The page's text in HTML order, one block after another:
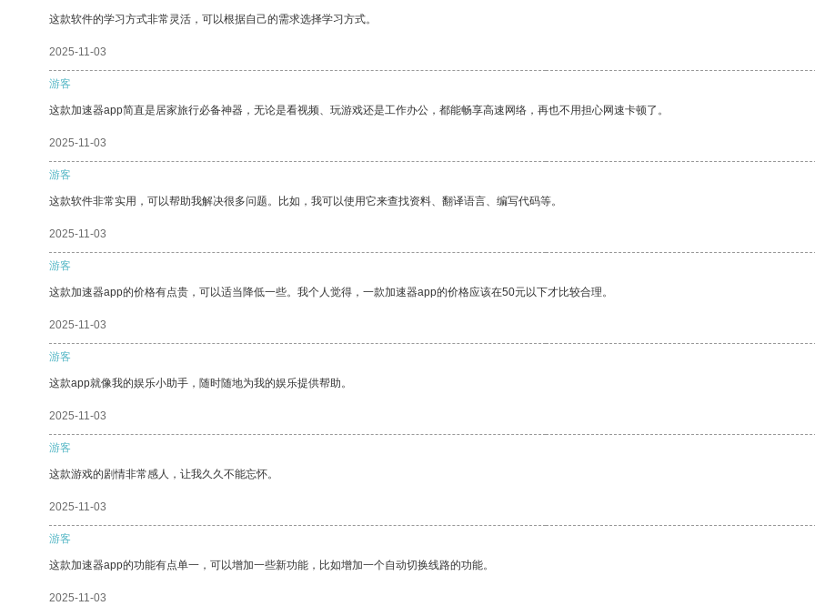
这款软件的学习方式非常灵活，可以根据自己的需求选择学习方式。
2025-11-03
游客
这款加速器app简直是居家旅行必备神器，无论是看视频、玩游戏还是工作办公，都能畅享高速网络，再也不用担心网速卡顿了。
2025-11-03
游客
这款软件非常实用，可以帮助我解决很多问题。比如，我可以使用它来查找资料、翻译语言、编写代码等。
2025-11-03
游客
这款加速器app的价格有点贵，可以适当降低一些。我个人觉得，一款加速器app的价格应该在50元以下才比较合理。
2025-11-03
游客
这款app就像我的娱乐小助手，随时随地为我的娱乐提供帮助。
2025-11-03
游客
这款游戏的剧情非常感人，让我久久不能忘怀。
2025-11-03
游客
这款加速器app的功能有点单一，可以增加一些新功能，比如增加一个自动切换线路的功能。
2025-11-03